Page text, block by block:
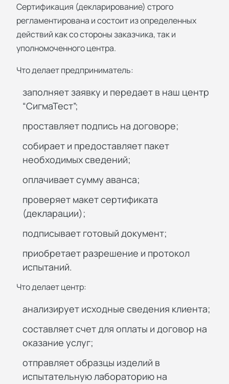
Сертификация (декларирование) строго
регламентирована и состоит из определенных
действий как со стороны заказчика, так и
уполномоченного центра.
Что делает предприниматель:
заполняет заявку и передает в наш центр
“СигмаТест”;
проставляет подпись на договоре;
собирает и предоставляет пакет
необходимых сведений;
оплачивает сумму аванса;
проверяет макет сертификата
(декларации);
подписывает готовый документ;
приобретает разрешение и протокол
испытаний.
Что делает центр:
анализирует исходные сведения клиента;
составляет счет для оплаты и договор на
оказание услуг;
отправляет образцы изделий в
испытательную лабораторию на